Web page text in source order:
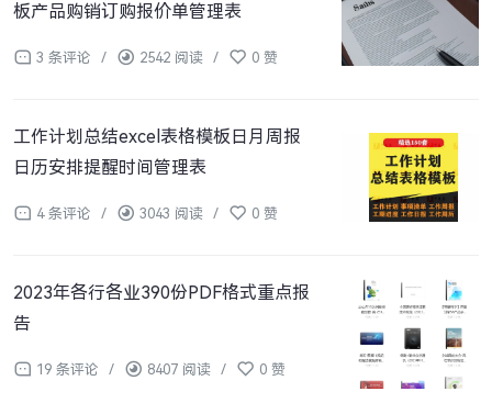
板产品购销订购报价单管理表
3 条评论 / 2542 阅读 / 0 赞
工作计划总结excel表格模板日月周报
日历安排提醒时间管理表
4 条评论 / 3043 阅读 / 0 赞
2023年各行各业390份PDF格式重点报
告
19 条评论 / 8407 阅读 / 0 赞